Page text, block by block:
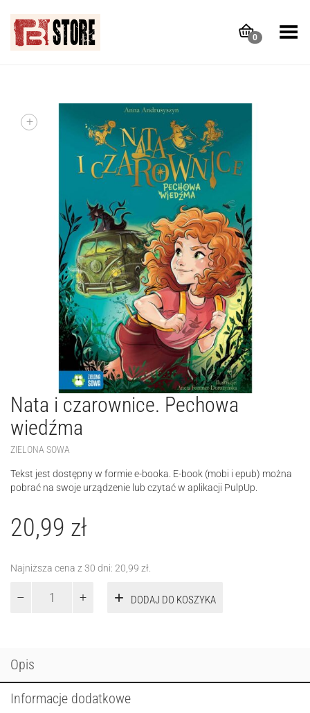
0
Toggle Menu
+
Nata i czarownice. Pechowa
wiedźma
ZIELONA SOWA
Tekst jest dostępny w formie e-booka. E-book (mobi i epub) można
pobrać na swoje urządzenie lub czytać w aplikacji PulpUp.
20,99 zł
Najniższa cena z 30 dni: 20,99 zł
wiedźma
DODAJ DO KOSZYKA
Opis
Informacje dodatkowe